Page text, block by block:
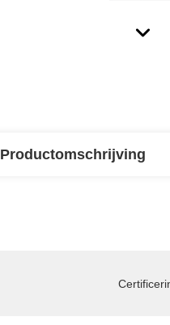
Productomschrijving